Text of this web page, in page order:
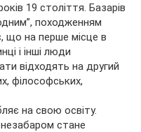
19 століття. Базарів
походженням
що на перше місце в
і інші люди
відходять на другий
філософських,
на свою освіту.
незабаром стане